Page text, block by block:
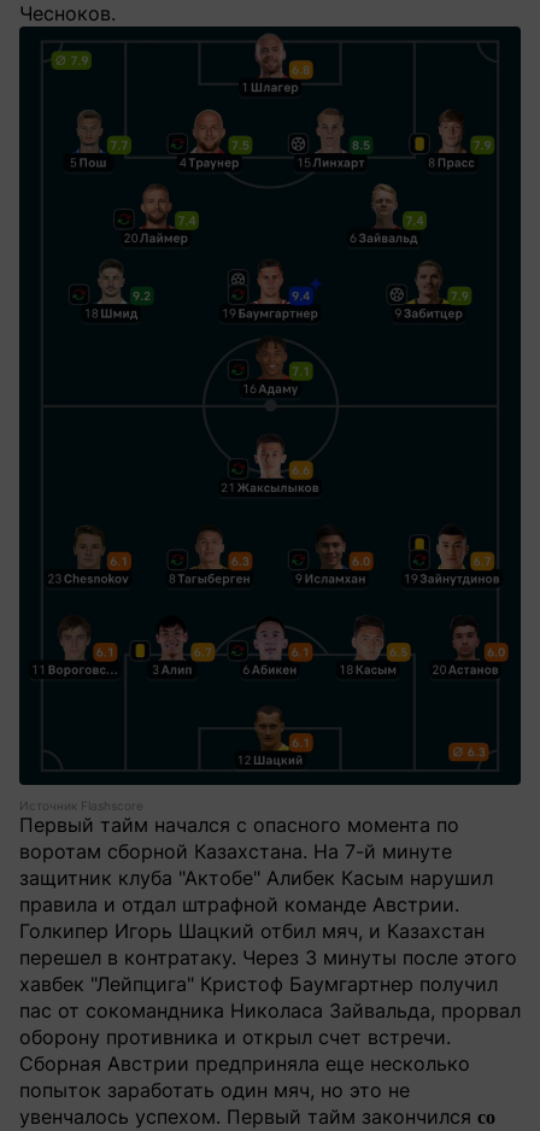
Чесноков.
Источник Flashscore
Первый тайм начался с опасного момента по
воротам сборной Казахстана. На 7-й минуте
защитник клуба "Актобе" Алибек Касым нарушил
правила и отдал штрафной команде Австрии.
Голкипер Игорь Шацкий отбил мяч, и Казахстан
перешел в контратаку. Через 3 минуты после этого
хавбек "Лейпцига" Кристоф Баумгартнер получил
пас от сокомандника Николаса Зайвальда, прорвал
оборону противника и открыл счет встречи.
Сборная Австрии предприняла еще несколько
попыток заработать один мяч, но это не
увенчалось успехом. Первый тайм закончился со